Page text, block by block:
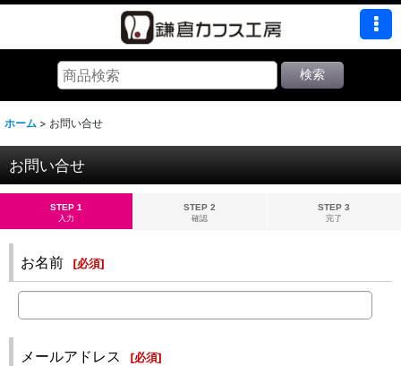
検索
ホーム > お問い合せ
お問い合せ
STEP 1
入力
STEP 2
確認
STEP 3
完了
お名前 [必須]
メールアドレス [必須]